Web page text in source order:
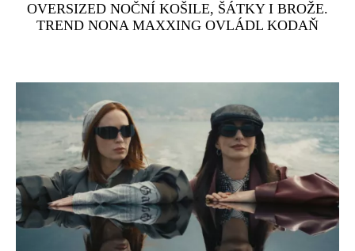
OVERSIZED NOČNÍ KOŠILE, ŠÁTKY I BROŽE.
TREND NONA MAXXING OVLÁDL KODAŇ